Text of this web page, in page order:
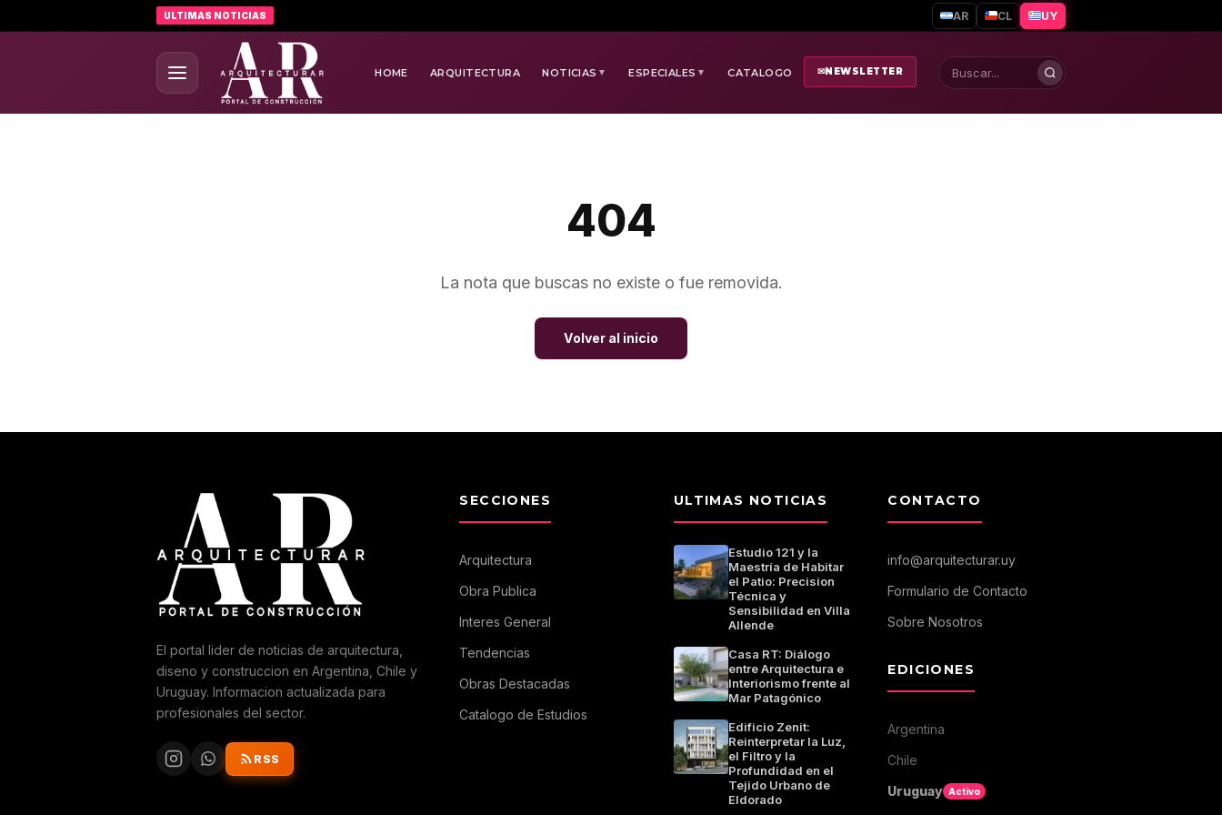
ULTIMAS NOTICIAS AR CL UY
HOME ARQUITECTURA NOTICIAS ▼ ESPECIALES ▼ CATALOGO ✉NEWSLETTER
404
La nota que buscas no existe o fue removida.
Volver al inicio
El portal lider de noticias de arquitectura,
diseno y construccion en Argentina, Chile y
Uruguay. Informacion actualizada para
profesionales del sector.
RSS
SECCIONES
Arquitectura
Obra Publica
Interes General
Tendencias
Obras Destacadas
Catalogo de Estudios
ULTIMAS NOTICIAS
Estudio 121 y la
Maestría de Habitar
el Patio: Precision
Técnica y
Sensibilidad en Villa
Allende
Casa RT: Diálogo
entre Arquitectura e
Interiorismo frente al
Mar Patagónico
Edificio Zenit:
Reinterpretar la Luz,
el Filtro y la
Profundidad en el
Tejido Urbano de
Eldorado
CONTACTO
info@arquitecturar.uy
Formulario de Contacto
Sobre Nosotros
EDICIONES
Argentina
Chile
Uruguay Activo